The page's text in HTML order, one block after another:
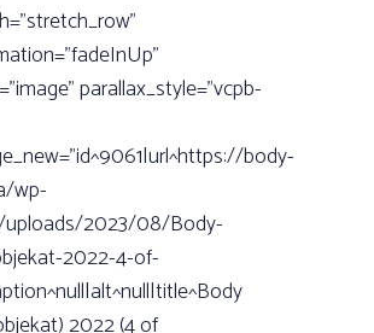
parallax_style=”vcpb-
body-
wp-
2023/08/Body-
2022-4-of-
2022 (4 of